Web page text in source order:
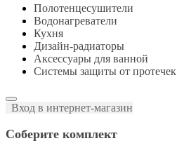
Полотенцесушители
Водонагреватели
Кухня
Дизайн-радиаторы
Аксессуары для ванной
Системы защиты от протечек
Вход в интернет-магазин
Соберите комплект